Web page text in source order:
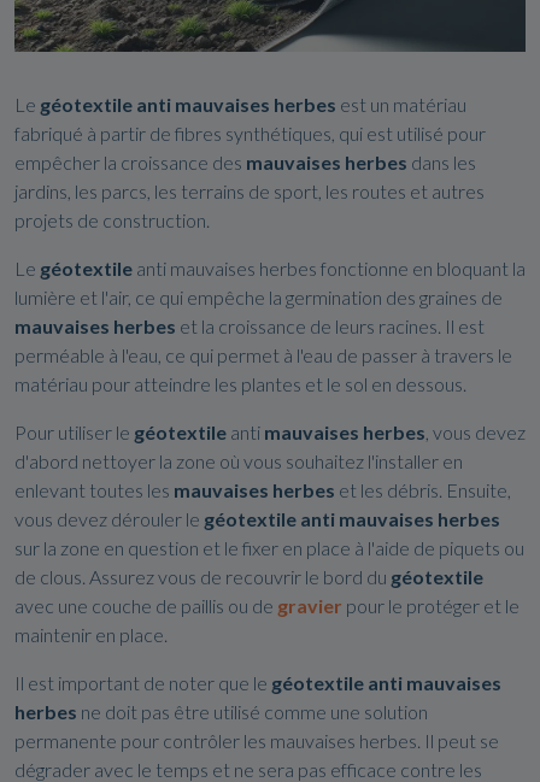
Le géotextile anti mauvaises herbes est un matériau
fabriqué à partir de fibres synthétiques, qui est utilisé pour
empêcher la croissance des mauvaises herbes dans les
jardins, les parcs, les terrains de sport, les routes et autres
projets de construction.
Le géotextile anti mauvaises herbes fonctionne en bloquant la
lumière et l'air, ce qui empêche la germination des graines de
mauvaises herbes et la croissance de leurs racines. Il est
perméable à l'eau, ce qui permet à l'eau de passer à travers le
matériau pour atteindre les plantes et le sol en dessous.
Pour utiliser le géotextile anti mauvaises herbes , vous devez
d'abord nettoyer la zone où vous souhaitez l'installer en
enlevant toutes les mauvaises herbes et les débris. Ensuite,
vous devez dérouler le géotextile anti mauvaises herbes
sur la zone en question et le fixer en place à l'aide de piquets ou
de clous. Assurez vous de recouvrir le bord du géotextile
avec une couche de paillis ou de gravier pour le protéger et le
maintenir en place.
Il est important de noter que le géotextile anti mauvaises
herbes ne doit pas être utilisé comme une solution
permanente pour contrôler les mauvaises herbes. Il peut se
dégrader avec le temps et ne sera pas efficace contre les